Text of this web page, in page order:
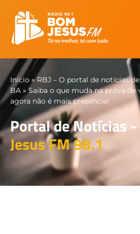
Início »RBJ – O portal de notícias
BA » Saiba o que muda na prova de
agora não é mais presencial
Portal de Notícias -
Jesus FM 98.1